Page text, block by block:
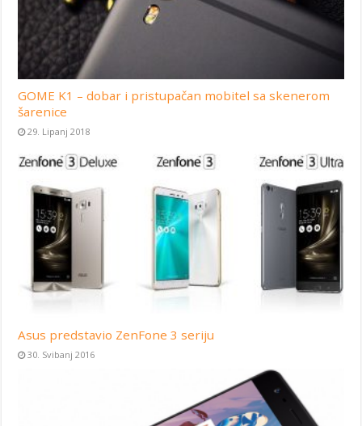
GOME K1 – dobar i pristupačan mobitel sa skenerom
šarenice
29. Lipanj 2018
Asus predstavio ZenFone 3 seriju
30. Svibanj 2016